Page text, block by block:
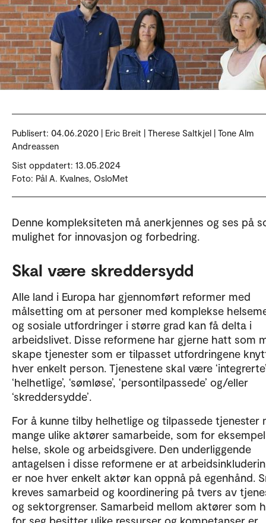
Publisert: 04.06.2020 | Eric Breit | Therese Saltkjel | Tone Alm
Andreassen
Sist oppdatert: 13.05.2024
Foto: Pål A. Kvalnes, OsloMet
Denne kompleksiteten må anerkjennes og ses på
mulighet for innovasjon og forbedring.
Skal være skreddersydd
Alle land i Europa har gjennomført reformer med
målsetting om at personer med komplekse
og sosiale utfordringer i større grad kan få delta i
arbeidslivet. Disse reformene har gjerne hatt som
skape tjenester som er tilpasset utfordringene
hver enkelt person. Tjenestene skal være
‘helhetlige’, ‘sømløse’, ‘persontilpassede’ og/eller
‘skreddersydde’.
For å kunne tilby helhetlige og tilpassede tjenester
mange ulike aktører samarbeide, som for eksempel
helse, skole og arbeidsgivere. Den underliggende
antagelsen i disse reformene er at
er noe hver enkelt aktør kan oppnå på egenhånd.
kreves samarbeid og koordinering på tvers av
og sektorgrenser. Samarbeid mellom aktører som